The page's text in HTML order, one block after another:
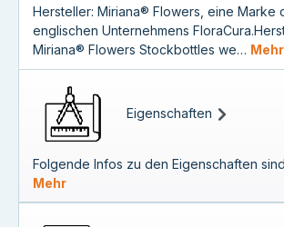
Hersteller: Miriana® Flowers, eine Marke
englischen Unternehmens
Miriana® Flowers Stockbottles we… Mehr
Eigenschaften
Folgende Infos zu den Eigenschaften
Mehr